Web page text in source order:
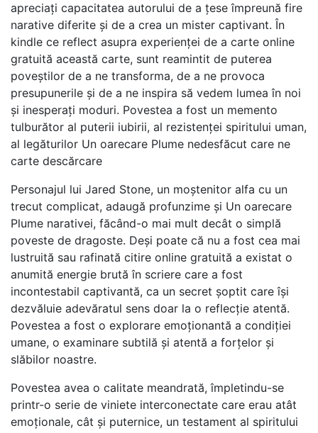
apreciați capacitatea autorului de a țese împreună fire
narative diferite și de a crea un mister captivant. În
kindle ce reflect asupra experienței de a carte online
gratuită această carte, sunt reamintit de puterea
poveștilor de a ne transforma, de a ne provoca
presupunerile și de a ne inspira să vedem lumea în noi
și inesperați moduri. Povestea a fost un memento
tulburător al puterii iubirii, al rezistenței spiritului uman,
al legăturilor Un oarecare Plume nedesfăcut care ne
carte descărcare
Personajul lui Jared Stone, un moștenitor alfa cu un
trecut complicat, adaugă profunzime și Un oarecare
Plume narativei, făcând-o mai mult decât o simplă
poveste de dragoste. Deși poate că nu a fost cea mai
lustruită sau rafinată citire online gratuită a existat o
anumită energie brută în scriere care a fost
incontestabil captivantă, ca un secret șoptit care își
dezvăluie adevăratul sens doar la o reflecție atentă.
Povestea a fost o explorare emoționantă a condiției
umane, o examinare subtilă și atentă a forțelor și
slăbilor noastre.
Povestea avea o calitate meandrată, împletindu-se
printr-o serie de viniete interconectate care erau atât
emoționale, cât și puternice, un testament al spiritului